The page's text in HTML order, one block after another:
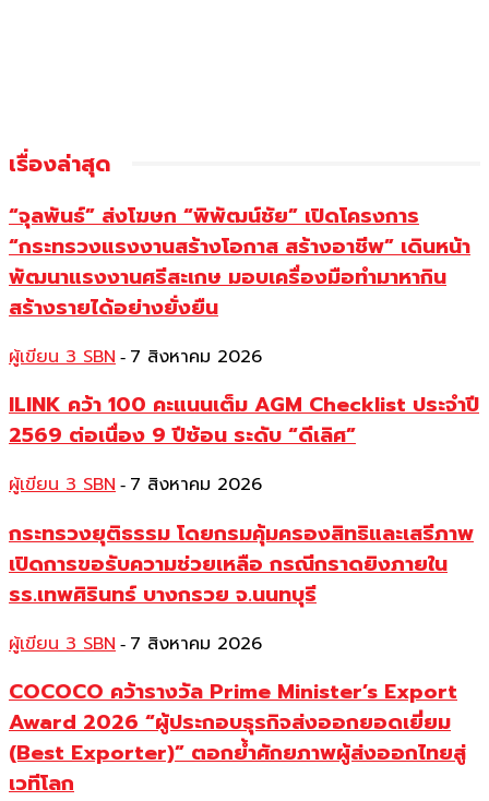
เรื่องล่าสุด
“จุลพันธ์” ส่งโฆษก “พิพัฒน์ชัย” เปิดโครงการ
“กระทรวงแรงงานสร้างโอกาส สร้างอาชีพ” เดินหน้า
พัฒนาแรงงานศรีสะเกษ มอบเครื่องมือทำมาหากิน
สร้างรายได้อย่างยั่งยืน
ผู้เขียน 3 SBN - 7 สิงหาคม 2026
ILINK คว้า 100 คะแนนเต็ม AGM Checklist ประจำปี
2569 ต่อเนื่อง 9 ปีซ้อน ระดับ “ดีเลิศ”
ผู้เขียน 3 SBN - 7 สิงหาคม 2026
กระทรวงยุติธรรม โดยกรมคุ้มครองสิทธิและเสรีภาพ
เปิดการขอรับความช่วยเหลือ กรณีกราดยิงภายใน
รร.เทพศิรินทร์ บางกรวย จ.นนทบุรี
ผู้เขียน 3 SBN - 7 สิงหาคม 2026
COCOCO คว้ารางวัล Prime Minister’s Export
Award 2026 “ผู้ประกอบธุรกิจส่งออกยอดเยี่ยม
(Best Exporter)” ตอกย้ำศักยภาพผู้ส่งออกไทยสู่
เวทีโลก